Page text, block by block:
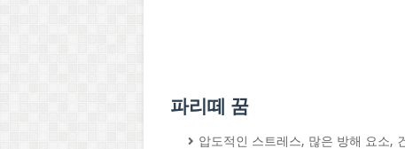
파리떼 꿈
압도적인 스트레스, 많은 방해 요소,